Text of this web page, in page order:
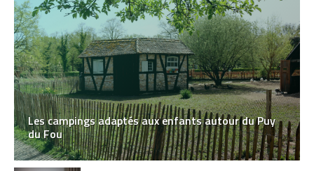
Les campings adaptés aux enfants autour du Puy
du Fou